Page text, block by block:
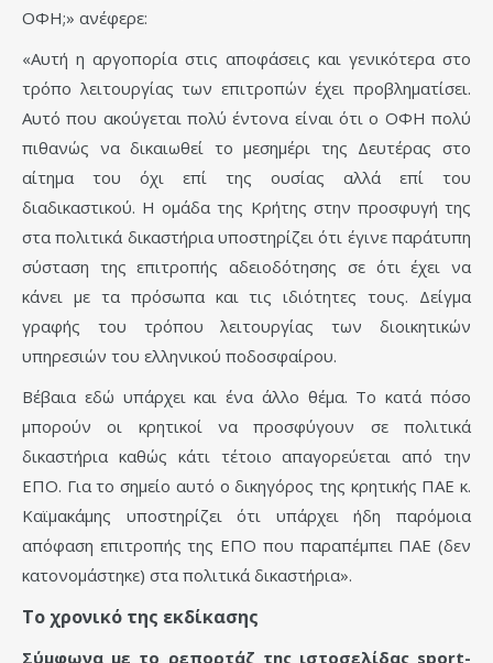
ΟΦΗ;» ανέφερε:
«Αυτή η αργοπορία στις αποφάσεις και γενικότερα στο
τρόπο λειτουργίας των επιτροπών έχει προβληματίσει.
Αυτό που ακούγεται πολύ έντονα είναι ότι ο ΟΦΗ πολύ
πιθανώς να δικαιωθεί το μεσημέρι της Δευτέρας στο
αίτημα του όχι επί της ουσίας αλλά επί του
διαδικαστικού. Η ομάδα της Κρήτης στην προσφυγή της
στα πολιτικά δικαστήρια υποστηρίζει ότι έγινε παράτυπη
σύσταση της επιτροπής αδειοδότησης σε ότι έχει να
κάνει με τα πρόσωπα και τις ιδιότητες τους. Δείγμα
γραφής του τρόπου λειτουργίας των διοικητικών
υπηρεσιών του ελληνικού ποδοσφαίρου.
Βέβαια εδώ υπάρχει και ένα άλλο θέμα. Το κατά πόσο
μπορούν οι κρητικοί να προσφύγουν σε πολιτικά
δικαστήρια καθώς κάτι τέτοιο απαγορεύεται από την
ΕΠΟ. Για το σημείο αυτό ο δικηγόρος της κρητικής ΠΑΕ κ.
Καϊμακάμης υποστηρίζει ότι υπάρχει ήδη παρόμοια
απόφαση επιτροπής της ΕΠΟ που παραπέμπει ΠΑΕ (δεν
κατονομάστηκε) στα πολιτικά δικαστήρια».
Το χρονικό της εκδίκασης
Σύμφωνα με το ρεπορτάζ της ιστοσελίδας sport-